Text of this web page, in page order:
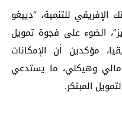
للتنمية، “دييغو
الضوء على فجوة تمويل
مؤكدين أن الإمكانات
مالي وهيكلي، ما يستدعي
المبتكر.